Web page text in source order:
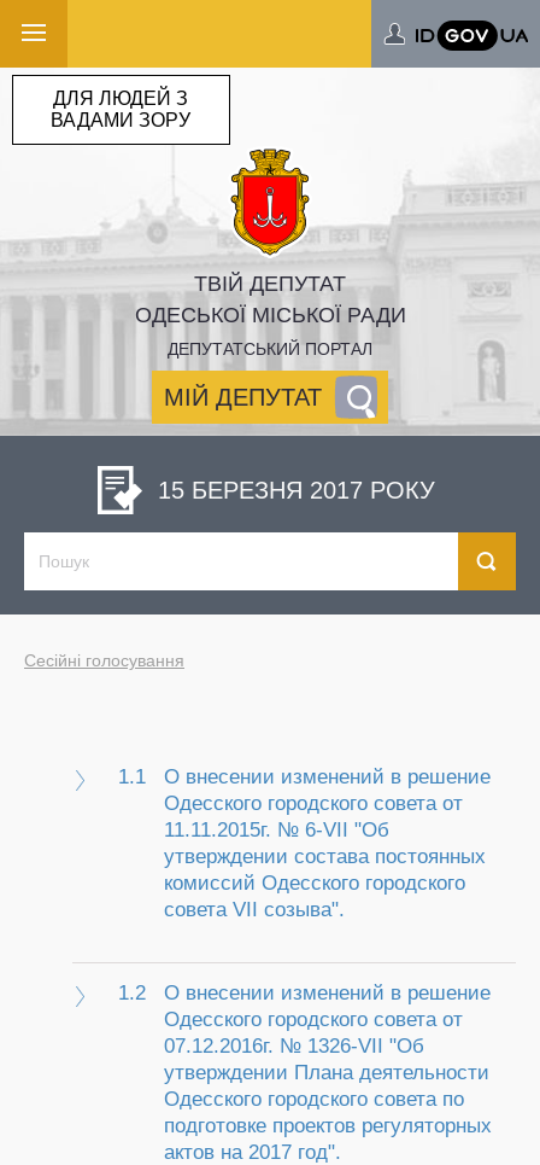
ТВІЙ ДЕПУТАТ
ОДЕСЬКОЇ МІСЬКОЇ РАДИ
ДЕПУТАТСЬКИЙ ПОРТАЛ
МІЙ ДЕПУТАТ
ДЛЯ ЛЮДЕЙ З
ВАДАМИ ЗОРУ
15 БЕРЕЗНЯ 2017 РОКУ
Сесійні голосування
1.1
О внесении изменений в решение
Одесского городского совета от
11.11.2015г. № 6-VII "Об
утверждении состава постоянных
комиссий Одесского городского
совета VII созыва".
1.2
О внесении изменений в решение
Одесского городского совета от
07.12.2016г. № 1326-VII "Об
утверждении Плана деятельности
Одесского городского совета по
подготовке проектов регуляторных
актов на 2017 год".